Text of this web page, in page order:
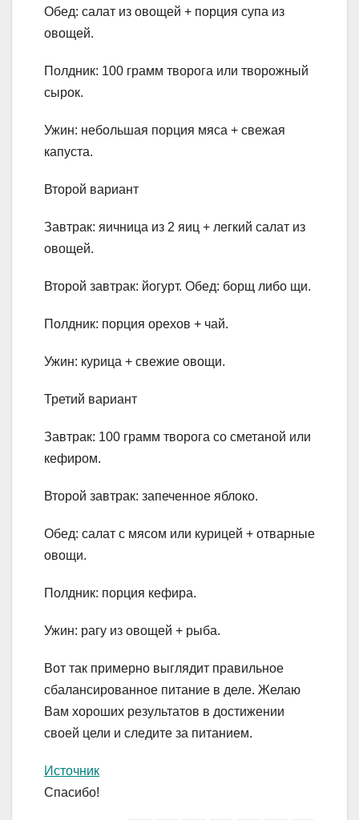
Обед: салат из овощей + порция супа из
овощей.
Полдник: 100 грамм творога или творожный
сырок.
Ужин: небольшая порция мяса + свежая
капуста.
Второй вариант
Завтрак: яичница из 2 яиц + легкий салат из
овощей.
Второй завтрак: йогурт. Обед: борщ либо щи.
Полдник: порция орехов + чай.
Ужин: курица + свежие овощи.
Третий вариант
Завтрак: 100 грамм творога со сметаной или
кефиром.
Второй завтрак: запеченное яблоко.
Обед: салат с мясом или курицей + отварные
овощи.
Полдник: порция кефира.
Ужин: рагу из овощей + рыба.
Вот так примерно выглядит правильное
сбалансированное питание в деле. Желаю
Вам хороших результатов в достижении
своей цели и следите за питанием.
Источник
Спасибо!